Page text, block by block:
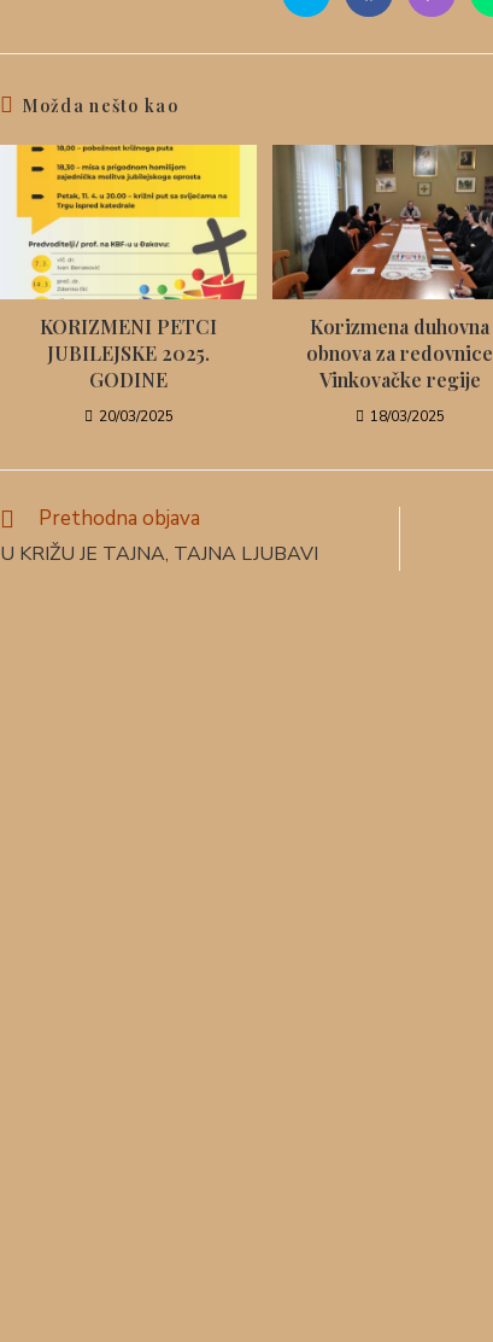
Možda nešto kao
KORIZMENI PETCI
JUBILEJSKE 2025.
GODINE
20/03/2025
Korizmena duhovna
obnova za redovnice
Vinkovačke regije
18/03/2025
Prethodna objava
U KRIŽU JE TAJNA, TAJNA LJUBAVI